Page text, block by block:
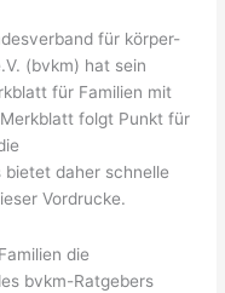
für körper-
(bvkm) hat sein
für Familien mit
folgt Punkt für
bietet daher schnelle
Vordrucke.
die
bvkm-Ratgebers